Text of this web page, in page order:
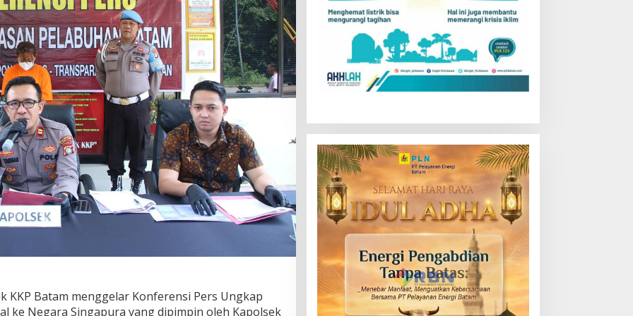
KKP Batam menggelar Konferensi Pers Ungkap
ke Negara Singapura yang dipimpin oleh Kapolsek